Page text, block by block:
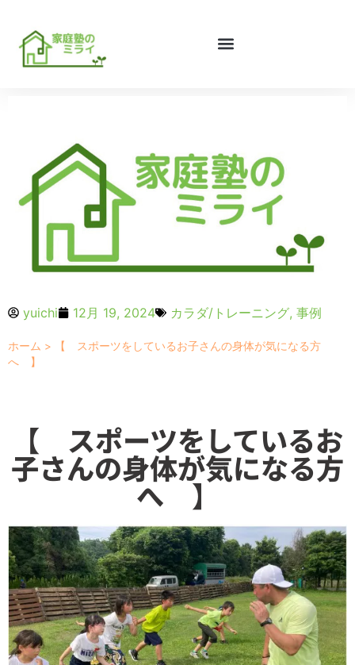
yuichi 12月 19, 2024 カラダ/トレーニング, 事例
ホーム >
【 スポーツをしているお子さんの身体が気になる方
へ 】
【 スポーツをしているお
子さんの身体が気になる方
へ 】